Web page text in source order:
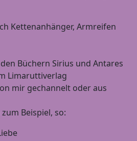
Kettenanhänger, Armreifen
Büchern Sirius und Antares
Limaruttiverlag
mir gechannelt oder aus
Beispiel, so: